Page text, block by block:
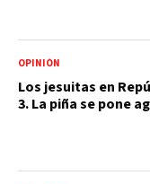
OPINIÓN
Los jesuitas en
3. La piña se pone